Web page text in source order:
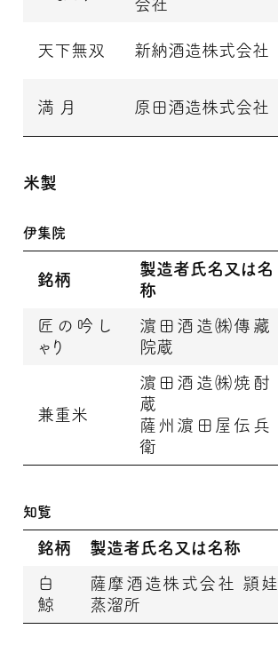
会社
天下無双 新納酒造株式会社
満 月 原田酒造株式会社
米製
伊集院
銘柄
製造者氏名又は名
称
匠の吟し
ゃり
濵田酒造㈱傳藏
院蔵
兼重米
濵田酒造㈱焼酎
蔵
薩州濵田屋伝兵
衛
知覧
銘柄 製造者氏名又は名称
白
鯨
薩摩酒造株式会社 頴娃
蒸溜所